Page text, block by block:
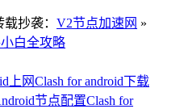
抄袭： V2节点加速网 »
白全攻略
上网Clash for android下载
节点配置Clash for